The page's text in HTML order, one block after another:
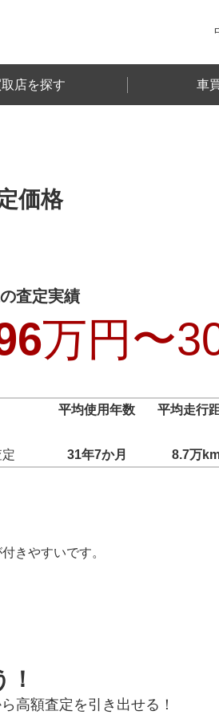
店を探す 車
価格
査定実績
万円〜
平均使用年数 平均走行
31年7か月 8.7万
きやすいです。
高額査定を引き出せる！